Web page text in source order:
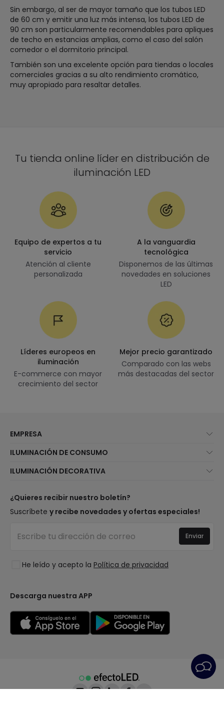
Sin embargo, al ser de mayor tamaño que los tubos LED
de 60 cm y emitir una luz más intensa, los tubos LED de
90 cm son particularmente recomendables para apliques
de techo en estancias amplias, como el caso del salón
comedor o el dormitorio principal.
También son una excelente opción para tiendas o locales
comerciales gracias a su alto rendimiento cromático,
muy apropiado para resaltar detalles.
Tu tienda online líder en distribución de
iluminación LED
Equipo de expertos a tu
servicio
Atención al cliente
personalizada
A la vanguardia
tecnológica
Disponemos de las últimas
novedades en soluciones
LED
Líderes europeos en
iluminación
E-commerce con mayor
crecimiento del sector
Mejor precio garantizado
Comparado con las webs
más destacadas del sector
EMPRESA
Atención al cliente
Métodos de envío
¿Eres profesional?
Tiendas
Preguntas frecuentes
Iniciar sesión
ILUMINACIÓN DE CONSUMO
Marcas
Calculadora de ahorro LED
Presupuestos
Iluminación para empresas
ILUMINACIÓN DECORATIVA
Top Marcas
Espacios
Colecciones
LoveYouGreen
¿Quieres recibir nuestro boletín?
Suscríbete y recibe novedades y ofertas especiales!
He leído y acepto la Política de privacidad
Enviar
Descarga nuestra APP